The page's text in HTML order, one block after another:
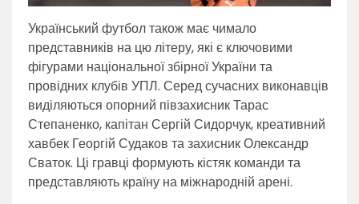
Український футбол також має чимало
представників на цю літеру, які є ключовими
фігурами національної збірної України та
провідних клубів УПЛ. Серед сучасних виконавців
виділяються опорний півзахисник Тарас
Степаненко, капітан Сергій Сидорчук, креативний
хавбек Георгій Судаков та захисник Олександр
Сваток. Ці гравці формують кістяк команди та
представляють країну на міжнародній арені.